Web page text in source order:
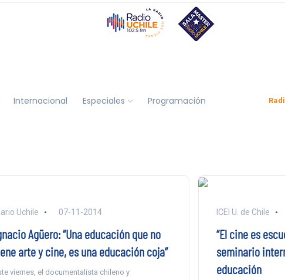
Internacional Especiales Programación
Uchile 07-11-2014
Agüero: “Una educación que no
arte y cine, es una educación coja”
viernes, el documentalista chileno y
ICEI U. de Chile
“El cine es
seminario
educación